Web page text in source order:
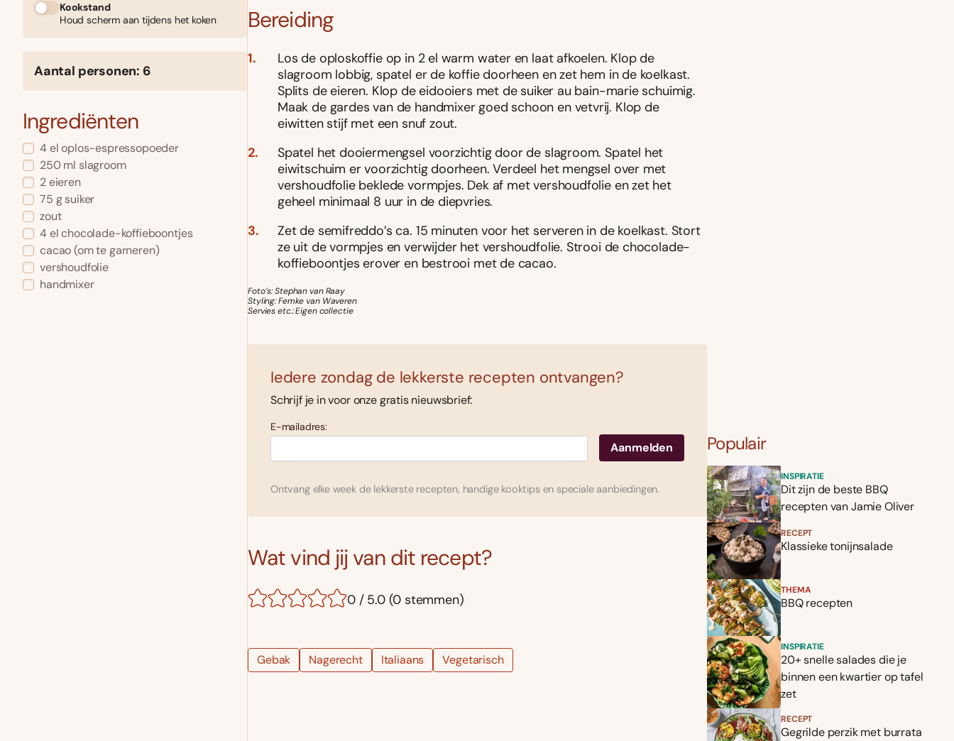
Kookstand
Houd scherm aan tijdens het koken
Aantal personen: 6
Ingrediënten
4 el oplos-espressopoeder
250 ml slagroom
2 eieren
75 g suiker
zout
4 el chocolade-koffieboontjes
cacao (om te garneren)
vershoudfolie
handmixer
Bereiding
Los de oploskoffie op in 2 el warm water en laat afkoelen. Klop de
slagroom lobbig, spatel er de koffie doorheen en zet hem in de koelkast.
Splits de eieren. Klop de eidooiers met de suiker au bain-marie schuimig.
Maak de gardes van de handmixer goed schoon en vetvrij. Klop de
eiwitten stijf met een snuf zout.
Spatel het dooiermengsel voorzichtig door de slagroom. Spatel het
eiwitschuim er voorzichtig doorheen. Verdeel het mengsel over met
vershoudfolie beklede vormpjes. Dek af met vershoudfolie en zet het
geheel minimaal 8 uur in de diepvries.
Zet de semifreddo’s ca. 15 minuten voor het serveren in de koelkast. Stort
ze uit de vormpjes en verwijder het vershoudfolie. Strooi de chocolade-
koffieboontjes erover en bestrooi met de cacao.
Foto’s: Stephan van Raay
Styling: Femke van Waveren
Servies etc.: Eigen collectie
Iedere zondag de lekkerste recepten ontvangen?
Schrijf je in voor onze gratis nieuwsbrief:
E-mailadres:
Ontvang elke week de lekkerste recepten, handige kooktips en speciale aanbiedingen.
Wat vind jij van dit recept?
0 / 5.0 (0 stemmen)
Gebak Nagerecht Italiaans Vegetarisch
Populair
INSPIRATIE
Dit zijn de beste BBQ
recepten van Jamie Oliver
RECEPT
Klassieke tonijnsalade
THEMA
BBQ recepten
INSPIRATIE
20+ snelle salades die je
binnen een kwartier op tafel
zet
RECEPT
Gegrilde perzik met burrata